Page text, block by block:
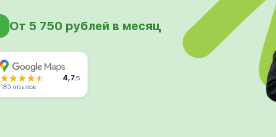
От 5 750 рублей в месяц
4,7/5
180 отзывов